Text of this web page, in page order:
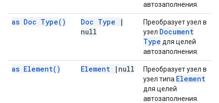
автозаполнения.
as Doc Type( ) Doc Type
|
null
Преобразует узел в
узел Document
Type для целей
автозаполнения.
as Element( ) Element | null
Преобразует узел в
узел типа Element
для целей
автозаполнения.